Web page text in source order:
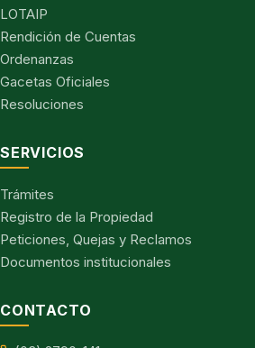
LOTAIP
Rendición de Cuentas
Ordenanzas
Gacetas Oficiales
Resoluciones
SERVICIOS
Trámites
Registro de la Propiedad
Peticiones, Quejas y Reclamos
Documentos institucionales
CONTACTO